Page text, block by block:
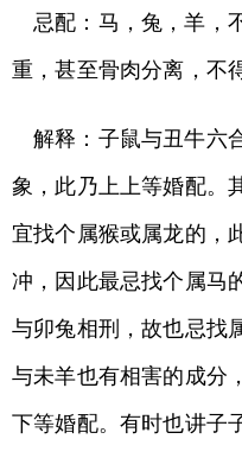
忌配：马，兔，羊，
重，甚至骨肉分离，不
解释：子鼠与丑牛六
象，此乃上上等婚配。
宜找个属猴或属龙的，
冲，因此最忌找个属马
与卯兔相刑，故也忌找
与未羊也有相害的成分
下等婚配。有时也讲子